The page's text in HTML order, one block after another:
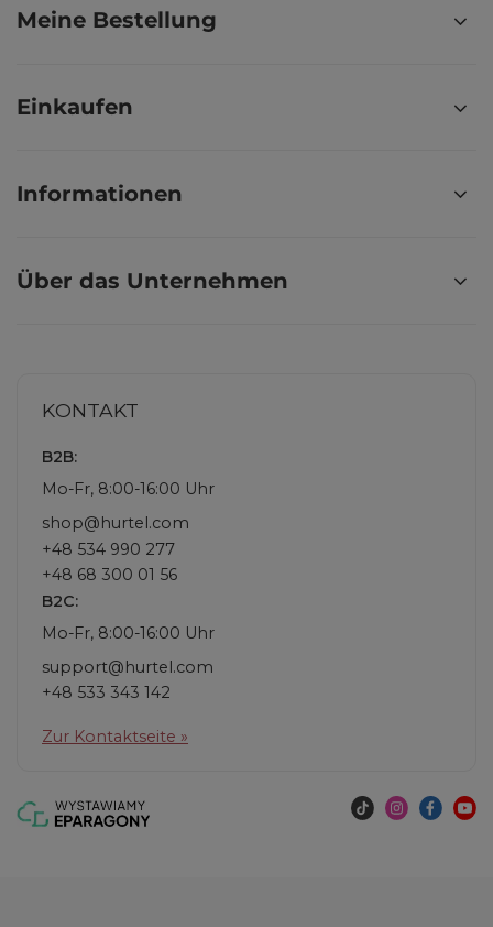
Meine Bestellung
Einkaufen
Informationen
Über das Unternehmen
KONTAKT
B2B:
Mo-Fr, 8:00-16:00 Uhr
shop@hurtel.com
+48 534 990 277
+48 68 300 01 56
B2C:
Mo-Fr, 8:00-16:00 Uhr
support@hurtel.com
+48 533 343 142
Zur Kontaktseite »